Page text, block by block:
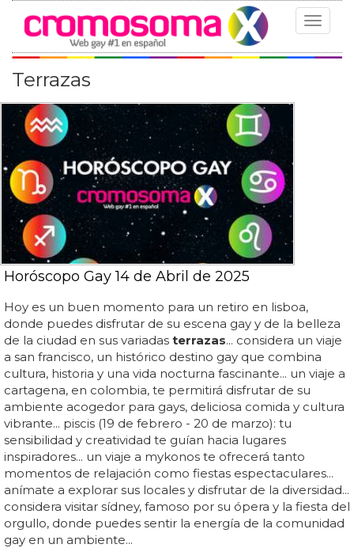
Toggle
Terrazas
Horóscopo Gay 14 de Abril de 2025
Hoy es un buen momento para un retiro en lisboa,
donde puedes disfrutar de su escena gay y de la belleza
de la ciudad en sus variadas terrazas... considera un viaje
a san francisco, un histórico destino gay que combina
cultura, historia y una vida nocturna fascinante... un viaje a
cartagena, en colombia, te permitirá disfrutar de su
ambiente acogedor para gays, deliciosa comida y cultura
vibrante... piscis (19 de febrero - 20 de marzo): tu
sensibilidad y creatividad te guían hacia lugares
inspiradores... un viaje a mykonos te ofrecerá tanto
momentos de relajación como fiestas espectaculares...
anímate a explorar sus locales y disfrutar de la diversidad...
considera visitar sídney, famoso por su ópera y la fiesta del
orgullo, donde puedes sentir la energía de la comunidad
gay en un ambiente...